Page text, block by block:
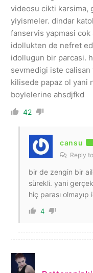
videosu cikti karsima,
yiyismeler. dindar
fanservis yapmasi
idollukten de nefret
idollugun bir parcasi.
sevmedigi iste calisan
kilisede papaz ol yani
boylelerine ahsdjfkd
42
cansu
Reply to
bir de zengin bir
sürekli. yani
hiç parası
4